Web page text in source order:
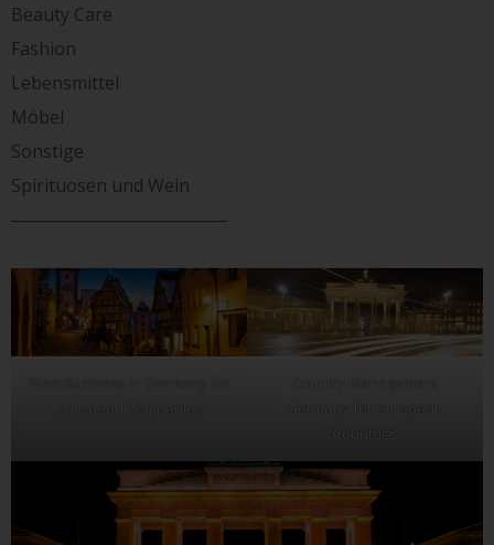
Beauty Care
Fashion
Lebensmittel
Möbel
Sonstige
Spirituosen und Wein